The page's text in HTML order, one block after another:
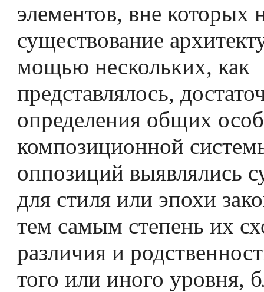
элементов, вне которых
существование
мощью нескольких, как
представлялось,
определения общих
композиционной
оппозиций выявлялись
для стиля или эпохи
тем самым степень их
различия и
того или иного уровня,